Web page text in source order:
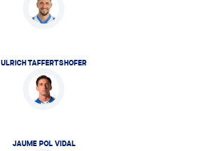
ULRICH TAFFERTSHOFER
JAUME POL VIDAL